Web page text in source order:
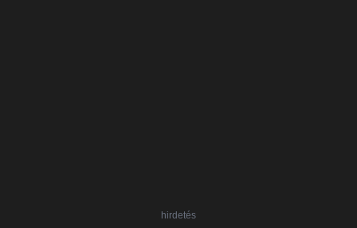
hirdetés